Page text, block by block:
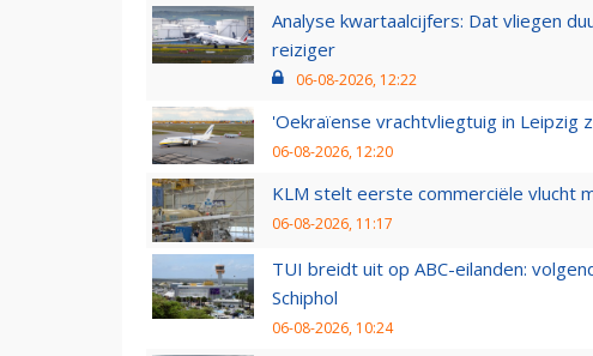
Analyse kwartaalcijfers: Dat vliegen
reiziger
06-08-2026, 12:22
'Oekraïense vrachtvliegtuig in Leipzig
06-08-2026, 12:20
KLM stelt eerste commerciële vlucht
06-08-2026, 11:17
TUI breidt uit op ABC-eilanden:
Schiphol
06-08-2026, 10:24